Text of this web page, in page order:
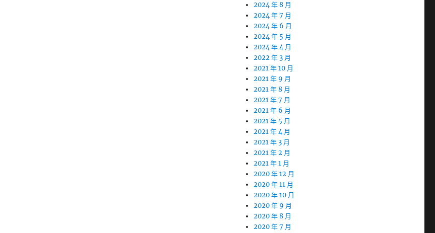
2024 年 8 月
2024 年 7 月
2024 年 6 月
2024 年 5 月
2024 年 4 月
2022 年 3 月
2021 年 10 月
2021 年 9 月
2021 年 8 月
2021 年 7 月
2021 年 6 月
2021 年 5 月
2021 年 4 月
2021 年 3 月
2021 年 2 月
2021 年 1 月
2020 年 12 月
2020 年 11 月
2020 年 10 月
2020 年 9 月
2020 年 8 月
2020 年 7 月